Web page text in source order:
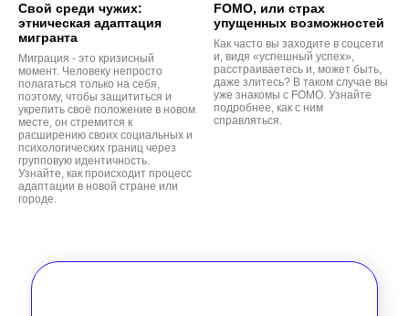
Свой среди чужих:
этническая адаптация
мигранта
Миграция - это кризисный
момент. Человеку непросто
полагаться только на себя,
поэтому, чтобы защититься и
укрепить своё положение в новом
месте, он стремится к
расширению своих социальных и
психологических границ через
групповую идентичность.
Узнайте, как происходит процесс
адаптации в новой стране или
городе.
FOMO, или страх
упущенных возможностей
Как часто вы заходите в соцсети
и, видя «успешный успех»,
расстраиваетесь и, может быть,
даже злитесь? В таком случае вы
уже знакомы с FOMO. Узнайте
подробнее, как с ним
справляться.